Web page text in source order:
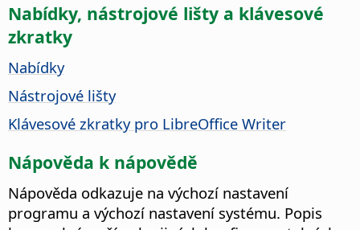
Nabídky, nástrojové lišty a klávesové
zkratky
Nabídky
Nástrojové lišty
Klávesové zkratky pro LibreOffice Writer
Nápověda k nápovědě
Nápověda odkazuje na výchozí nastavení
programu a výchozí nastavení systému. Popis